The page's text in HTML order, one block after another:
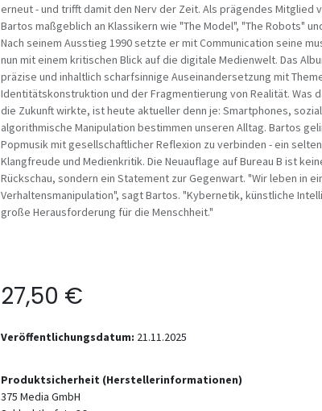
erneut - und trifft damit den Nerv der Zeit. Als prägendes Mitglied
Bartos maßgeblich an Klassikern wie "The Model", "The Robots"
Nach seinem Ausstieg 1990 setzte er mit Communication seine
nun mit einem kritischen Blick auf die digitale Medienwelt. Das
präzise und inhaltlich scharfsinnige Auseinandersetzung mit
Identitätskonstruktion und der Fragmentierung von Realität. Was
die Zukunft wirkte, ist heute aktueller denn je: Smartphones,
algorithmische Manipulation bestimmen unseren Alltag. Bartos
Popmusik mit gesellschaftlicher Reflexion zu verbinden - ein
Klangfreude und Medienkritik. Die Neuauflage auf Bureau B ist
Rückschau, sondern ein Statement zur Gegenwart. "Wir leben in
Verhaltensmanipulation", sagt Bartos. "Kybernetik, künstliche
große Herausforderung für die Menschheit."
27,50 €
Veröffentlichungsdatum: 21.11.2025
Produktsicherheit (Herstellerinformationen)
375 Media GmbH